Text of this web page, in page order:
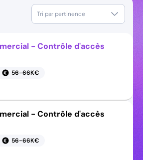
Tri par pertinence
- Contrôle d'accès
56-66K€
- Contrôle d'accès
56-66K€